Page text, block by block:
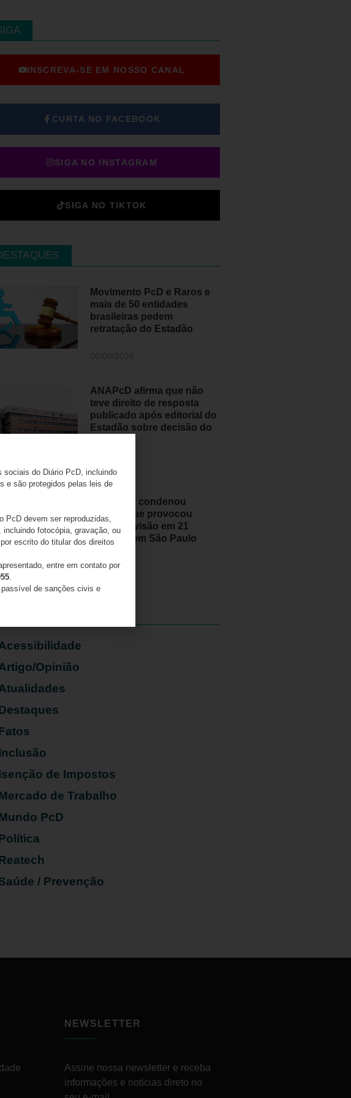
INSCREVA-SE EM NOSSO CANAL
CURTA NO FACEBOOK
SIGA NO INSTAGRAM
SIGA NO TIKTOK
Movimento PcD e Raros e
mais de 50 entidades
brasileiras pedem
retratação do Estadão
ANAPcD afirma que não
teve direito de resposta
publicado após editorial do
Estadão sobre decisão do
06/08/2026
Judiciário condenou
médico que provocou
perda de visão em 21
pessoas em São Paulo
05/08/2026
Opinião
de Impostos
de Trabalho
PcD
/ Prevenção
NEWSLETTER
Assine nossa newsletter e receba
informações e notícias direto no
sociais do Diário PcD, incluindo
e são protegidos pelas leis de
PcD devem ser reproduzidas,
fotocópia, gravação, ou
escrito do titular dos direitos
entre em contato por
.
de sanções civis e